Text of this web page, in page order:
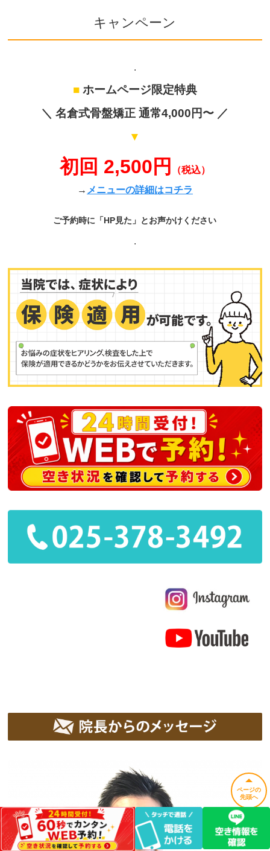
キャンペーン
.
■ホームページ限定特典
＼ 名倉式骨盤矯正 通常4,000円〜 ／
▼
初回 2,500円
（税込）
→ メニューの詳細はコチラ
ご予約時に「HP見た」とお声かけください
.
ページの
先頭へ